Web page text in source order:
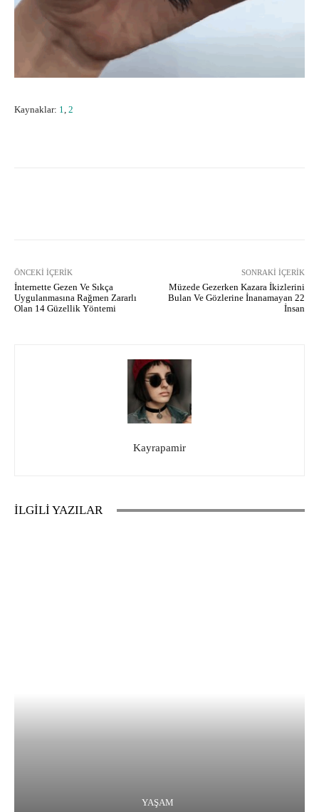
Kaynaklar: 1, 2
ÖNCEKI İÇERIK
İnternette Gezen Ve Sıkça
Uygulanmasına Rağmen Zararlı
Olan 14 Güzellik Yöntemi
SONRAKI İÇERIK
Müzede Gezerken Kazara İkizlerini
Bulan Ve Gözlerine İnanamayan 22
İnsan
Kayrapamir
İLGİLİ YAZILAR
YAŞAM